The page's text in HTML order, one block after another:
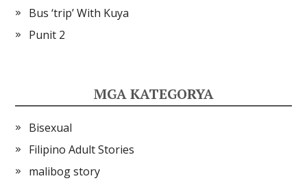
Bus ‘trip’ With Kuya
Punit 2
MGA KATEGORYA
Bisexual
Filipino Adult Stories
malibog story